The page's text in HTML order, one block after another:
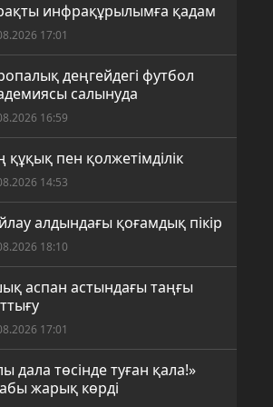
инфрақұрылымға қадам
17:01
деңгейдегі футбол
салынуда
16:59
құқық пен қолжетімділік
14:53
алдындағы қоғамдық пікір
18:10
аспан астындағы таңғы
17:01
дала төсінде туған қала!»
жарық көрді